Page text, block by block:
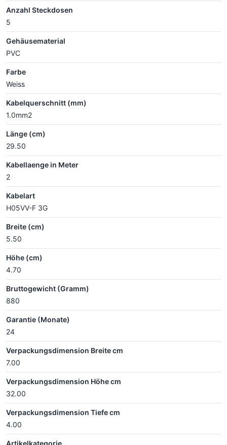
Anzahl Steckdosen
5
Gehäusematerial
PVC
Farbe
Weiss
Kabelquerschnitt (mm)
1.0mm2
Länge (cm)
29.50
Kabellaenge in Meter
2
Kabelart
H05VV-F 3G
Breite (cm)
5.50
Höhe (cm)
4.70
Bruttogewicht (Gramm)
880
Garantie (Monate)
24
Verpackungsdimension Breite cm
7.00
Verpackungsdimension Höhe cm
32.00
Verpackungsdimension Tiefe cm
4.00
Artikelkategorie